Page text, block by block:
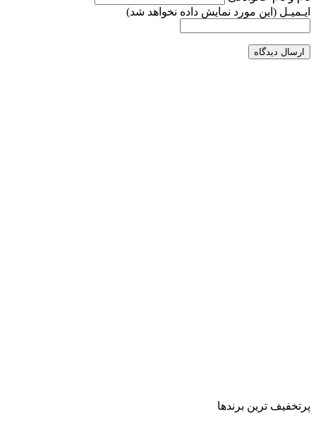
ایـمیـل (این مورد نمایش داده نخواهد شد)
ارسال دیدگاه
پرتخفیف ترین برندها